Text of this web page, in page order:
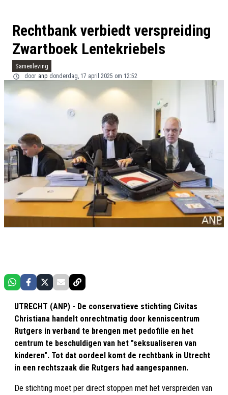
Rechtbank verbiedt verspreiding
Zwartboek Lentekriebels
Samenleving
door anp donderdag, 17 april 2025 om 12:52
UTRECHT (ANP) - De conservatieve stichting Civitas
Christiana handelt onrechtmatig door kenniscentrum
Rutgers in verband te brengen met pedofilie en het
centrum te beschuldigen van het "seksualiseren van
kinderen". Tot dat oordeel komt de rechtbank in Utrecht
in een rechtszaak die Rutgers had aangespannen.
De stichting moet per direct stoppen met het verspreiden van